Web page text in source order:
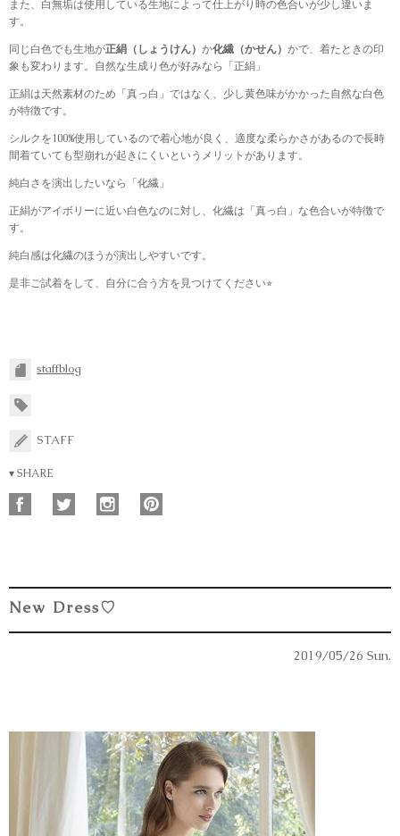
また、白無垢は使用している生地によって仕上がり時の色合いが少し違いま
す。
同じ白色でも生地が正絹（しょうけん） か化繊（かせん） かで、着たときの印
象も変わります。自然な生成り色が好みなら「正絹」
正絹は天然素材のため「真っ白」ではなく、 少し黄色味がかかった自然な白色
が特徴です。
シルクを100%使用しているので着心地が良く、適度な柔らかさがあるので長時
間着ていても型崩れが起きにくいというメリットがあります。
純白さを演出したいなら「化繊」
正絹がアイボリーに近い白色なのに対し、 化繊は「真っ白」 な色合いが特徴で
す。
純白感は化繊のほうが演出しやすいです。
是非ご試着をして、自分に合う方を見つけてください⭐︎
staffblog
STAFF
▾ SHARE
New Dress♡
2019/05/26 Sun.